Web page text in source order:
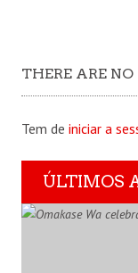
THERE ARE
Tem de iniciar a
ÚLTIMOS